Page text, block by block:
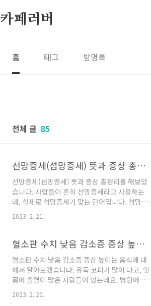
카페러버
홈 태그 방명록
전체 글 85
선망증세(섬망증세) 뜻과 증상 총정리
선망증세(섬망증세) 뜻과 증상 총정리를 해보았
습니다. 사람들이 흔히 선망증세라고 사용하는
데, 실제로 섬망증세가 맞는 단어입니다. 섬망증
세(derlirium symptoms)는 나이가 있는 분
(노인)들에게 주로 나타나는 정신적 질환입니다.
자세히 알아보는 시간을 가져보겠습니다. 선망증
수술을 끝낸 암말기 환자 또는 마취 환자에게 발
현되는 증상입니다. 원인으로는 약물 중독, 스트
레스, 뇌기능 장애, 뇌종양, 장기간 금식, 알코올
중독 후에 나타나는 금단증세가 있습니다. 실제
2023. 2. 21.
혈소판 수치 낮음 감소증 증상 높이는 음식
혈소판 수치 낮음 감소증 증상 높이는 음식에 대
해서 알아보겠습니다. 유독 코피가 많이 나고, 잇
몸에 출혈이 많은 사람들이 있는데요. 병원에 가
보면 혈소판 수치가 정상보다 낮다고 하는 경우
가 있습니다. 운동이나 균형 잡힌 영양 섭취로 관
2023. 2. 20.